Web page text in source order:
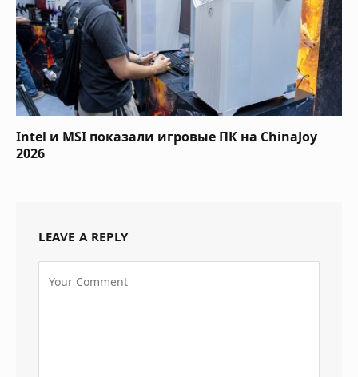
Intel и MSI показали игровые ПК на ChinaJoy
2026
LEAVE A REPLY